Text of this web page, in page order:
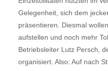
Gelegenheit, sich dem
präsentieren. Diesmal
aufstellen und noch mehr
Betriebsleiter Lutz Persch,
organisiert. Also: Auf nach